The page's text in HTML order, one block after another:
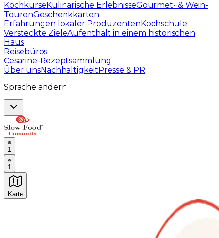
KochkurseKulinarische ErlebnisseGourmet- & Wein-
TourenGeschenkkarten
Erfahrungen lokaler ProduzentenKochschule
Versteckte ZieleAufenthalt in einem historischen
Haus
Reisebüros
Cesarine-Rezeptsammlung
Über unsNachhaltigkeitPresse & PR
Sprache ändern
1
1
Karte
Unvergessliche kulinarische Erlebnisse: